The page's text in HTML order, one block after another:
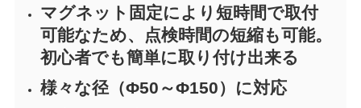
マグネット固定により短時間で取付
可能なため、点検時間の短縮も可能。
初心者でも簡単に取り付け出来る
様々な径（Φ50～Φ150）に対応